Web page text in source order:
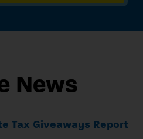
News
Tax Giveaways Report